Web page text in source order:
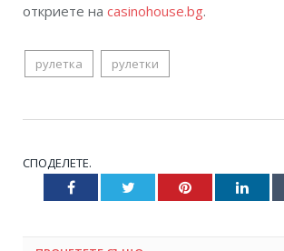
откриете на casinohouse.bg.
рулетка рулетки
СПОДЕЛЕТЕ.
Facebook Twitter Pinterest